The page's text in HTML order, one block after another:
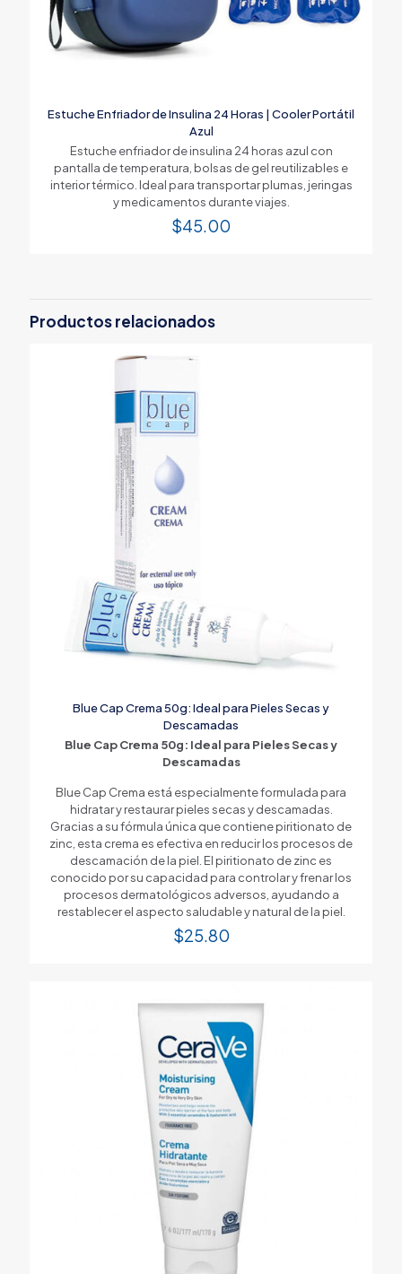
Estuche Enfriador de Insulina 24 Horas | Cooler Portátil
Azul
Estuche enfriador de insulina 24 horas azul con
pantalla de temperatura, bolsas de gel reutilizables e
interior térmico. Ideal para transportar plumas, jeringas
y medicamentos durante viajes.
$45.00
Productos relacionados
Blue Cap Crema 50g: Ideal para Pieles Secas y
Descamadas
Blue Cap Crema 50g: Ideal para Pieles Secas y
Descamadas
Blue Cap Crema está especialmente formulada para
hidratar y restaurar pieles secas y descamadas.
Gracias a su fórmula única que contiene piritionato de
zinc, esta crema es efectiva en reducir los procesos de
descamación de la piel. El piritionato de zinc es
conocido por su capacidad para controlar y frenar los
procesos dermatológicos adversos, ayudando a
restablecer el aspecto saludable y natural de la piel.
$25.80